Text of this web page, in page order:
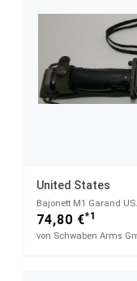
United States
Bajonett M1 Garand
74,80 €*1
von Schwaben Arms